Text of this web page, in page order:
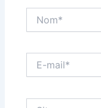
mail*